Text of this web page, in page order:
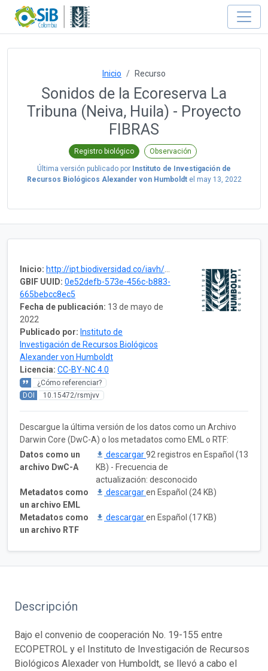
Inicio Recurso
Sonidos de la Ecoreserva La
Tribuna (Neiva, Huila) - Proyecto
FIBRAS
Registro biológico Observación
Última versión publicado por Instituto de Investigación de
Recursos Biológicos Alexander von Humboldtel may 13, 2022
Inicio: http://ipt.biodiversidad.co/iavh/resource?r=sonidos_latribuna-fibras_2021
GBIF UUID: 0e52defb-573e-456c-b883-
665bebcc8ec5
Fecha de publicación: 13 de mayo de
2022
Publicado por: Instituto de
Investigación de Recursos Biológicos
Alexander von Humboldt
Licencia: CC-BY-NC 4.0
¿Cómo referenciar?
DOI
10.15472/rsmjvv
Descargue la última versión de los datos como un Archivo
Darwin Core (DwC-A) o los metadatos como EML o RTF:
Datos como un
archivo DwC-A
descargar92 registros en Español (13
KB) - Frecuencia de
actualización: desconocido
Metadatos como
un archivo EML
descargaren Español (24 KB)
Metadatos como
un archivo RTF
descargaren Español (17 KB)
Descripción
Bajo el convenio de cooperación No. 19-155 entre
ECOPETROL y el Instituto de Investigación de Recursos
Biológicos Alexader von Humboldt, se llevó a cabo el